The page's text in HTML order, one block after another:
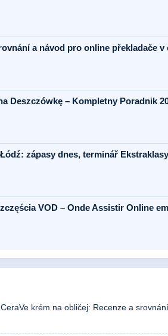
a návod pro online překladače v
Deszczówkę – Kompletny Poradnik
zápasy dnes, terminář
VOD – Onde Assistir Online
krém na obličej: Recenze a